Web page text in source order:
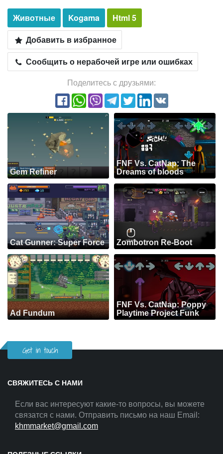
Животные Kogama
Html 5
Добавить в избранное
Сообщить о нерабочей игре или ошибках
Поделитесь с друзьями:
Gem Refiner
FNF Vs. CatNap: The
Dreams of bloods
Cat Gunner: Super Force Zombotron Re-Boot
Ad Fundum
FNF Vs. CatNap: Poppy
Playtime Project Funk
Get in touch
СВЯЖИТЕСЬ С НАМИ
Если вас интересуют какие-то вопросы, вы можете
связатся с нами. Отправить письмо на наш Email:
khmmarket@gmail.com